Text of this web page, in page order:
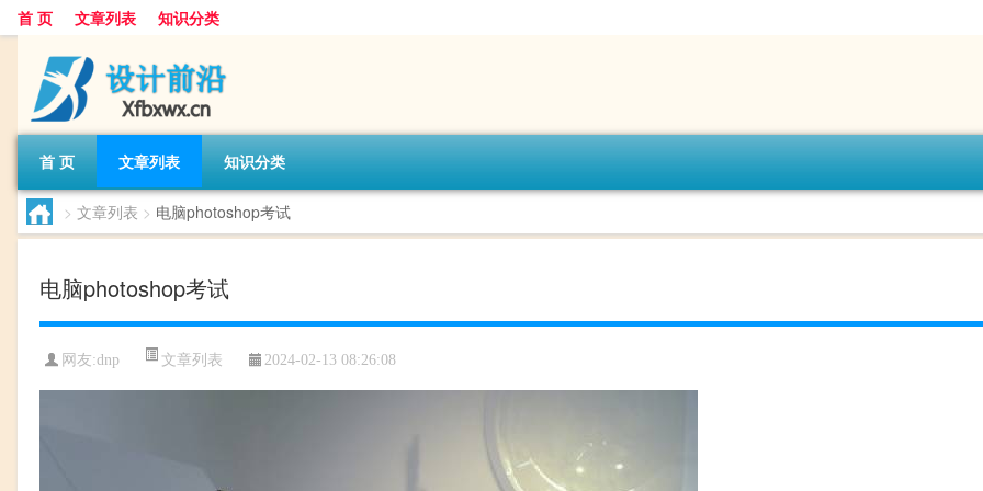
首 页 文章列表 知识分类
首 页 文章列表 知识分类
> 文章列表 > 电脑photoshop考试
电脑photoshop考试
网友:dnp 文章列表 2024-02-13 08:26:08